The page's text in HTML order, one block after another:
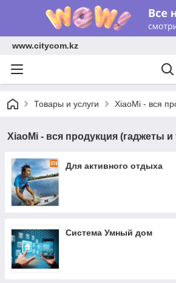
www.citycom.kz
Товары и услуги XiaoMi - вся
XiaoMi - вся продукция (гаджеты
Для активного отдыха
Система Умный дом